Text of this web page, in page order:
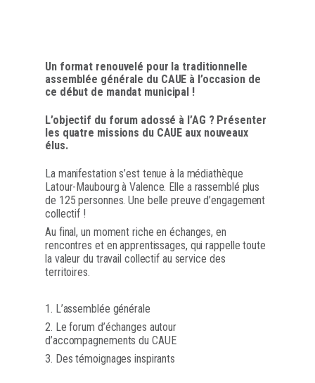
Un format renouvelé pour la traditionnelle
assemblée générale du CAUE à l’occasion de
ce début de mandat municipal !
L’objectif du forum adossé à l’AG ? Présenter
les quatre missions du CAUE aux nouveaux
élus.
La manifestation s’est tenue à la médiathèque
Latour-Maubourg à Valence. Elle a rassemblé plus
de 125 personnes. Une belle preuve d’engagement
collectif !
Au final, un moment riche en échanges, en
rencontres et en apprentissages, qui rappelle toute
la valeur du travail collectif au service des
territoires.
1. L’assemblée générale
2. Le forum d’échanges autour
d’accompagnements du CAUE
3. Des témoignages inspirants